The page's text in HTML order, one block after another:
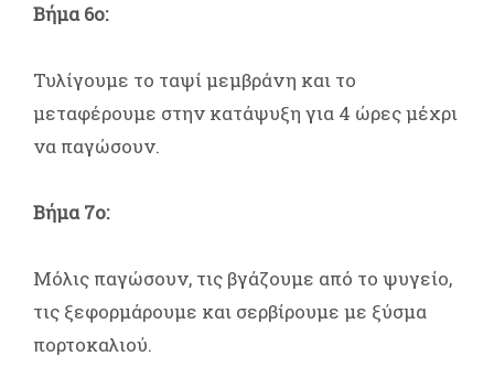
Βήμα 6ο:
Τυλίγουμε το ταψί μεμβράνη και το
μεταφέρουμε στην κατάψυξη για 4 ώρες μέχρι
να παγώσουν.
Βήμα 7ο:
Μόλις παγώσουν, τις βγάζουμε από το ψυγείο,
τις ξεφορμάρουμε και σερβίρουμε με ξύσμα
πορτοκαλιού.